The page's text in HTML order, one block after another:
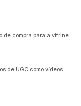
de compra para a vitrine.
de UGC como vídeos